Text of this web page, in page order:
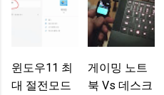
윈도우11 최
대 절전모드
게이밍 노트
북 Vs 데스크